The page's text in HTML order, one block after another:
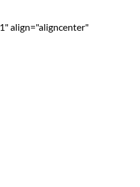
align="aligncenter"